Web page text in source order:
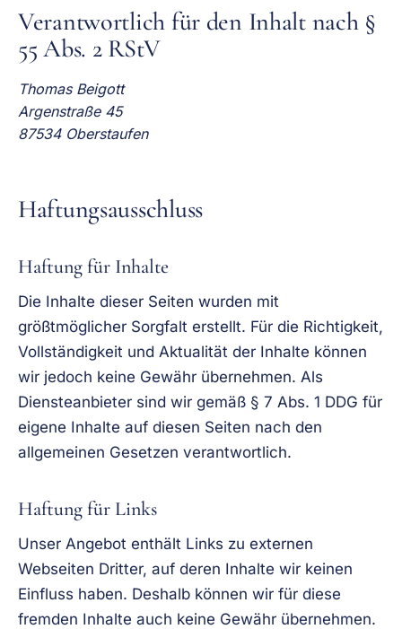
Verantwortlich für den Inhalt nach §
55 Abs. 2 RStV
Thomas Beigott
Argenstraße 45
87534 Oberstaufen
Haftungsausschluss
Haftung für Inhalte
Die Inhalte dieser Seiten wurden mit
größtmöglicher Sorgfalt erstellt. Für die Richtigkeit,
Vollständigkeit und Aktualität der Inhalte können
wir jedoch keine Gewähr übernehmen. Als
Diensteanbieter sind wir gemäß § 7 Abs. 1 DDG für
eigene Inhalte auf diesen Seiten nach den
allgemeinen Gesetzen verantwortlich.
Haftung für Links
Unser Angebot enthält Links zu externen
Webseiten Dritter, auf deren Inhalte wir keinen
Einfluss haben. Deshalb können wir für diese
fremden Inhalte auch keine Gewähr übernehmen.